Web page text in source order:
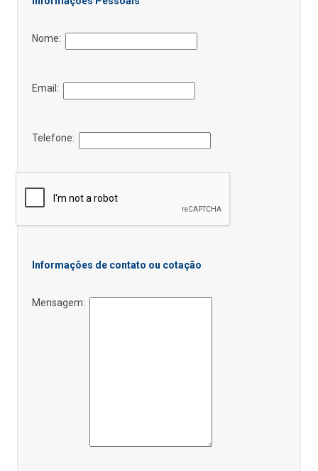
Nome:
Email:
Telefone:
Informações de contato ou cotação
Mensagem: